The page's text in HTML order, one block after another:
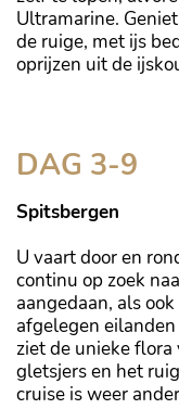
Ultramarine.
de ruige, met ijs
oprijzen uit de
DAG 3-9
Spitsbergen
U vaart door en
continu op zoek
aangedaan, als
afgelegen
ziet de unieke
gletsjers en het
cruise is weer